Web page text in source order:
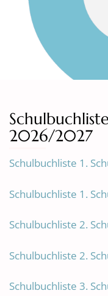
2026/2027
Schulbuchliste 1.
Schulbuchliste 1.
Schulbuchliste 2.
Schulbuchliste 2.
Schulbuchliste 3.